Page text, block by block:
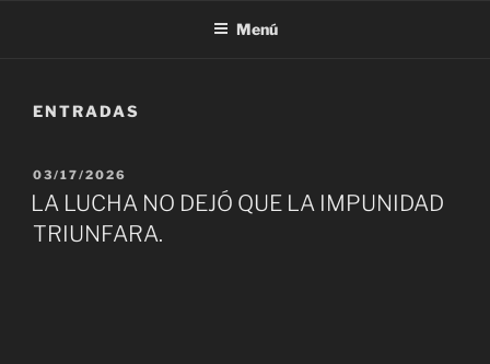
Menú
ENTRADAS
PUBLICADO
EL
03/17/2026
LA LUCHA NO DEJÓ QUE LA IMPUNIDAD
TRIUNFARA.